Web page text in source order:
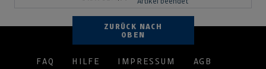
ZURÜCK NACH
OBEN
FAQ HILFE IMPRESSUM AGB